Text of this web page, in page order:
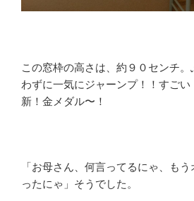
この窓枠の高さは、約９０センチ
わずに一気にジャーンプ！！すご
新！金メダル〜！
「お母さん、何言ってるにゃ、も
ったにゃ」そうでした。